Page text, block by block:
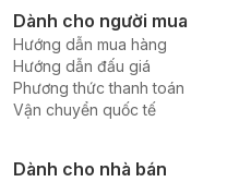
Dành cho người mua
Hướng dẫn mua hàng
Hướng dẫn đấu giá
Phương thức thanh toán
Vận chuyển quốc tế
Dành cho nhà bán